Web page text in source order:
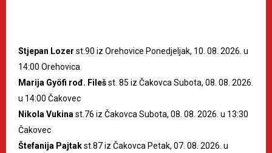
Stjepan Lozer st.90 iz Orehovice Ponedjeljak, 10. 08. 2026. u
14:00 Orehovica
Marija Gyöfi rođ. Filešst. 85 iz Čakovca Subota, 08. 08. 2026.
u 14:00 Čakovec
Nikola Vukina st.76 iz Čakovca Subota, 08. 08. 2026. u 13:30
Čakovec
Štefanija Pajtakst.87 iz Čakovca Petak, 07. 08. 2026. u